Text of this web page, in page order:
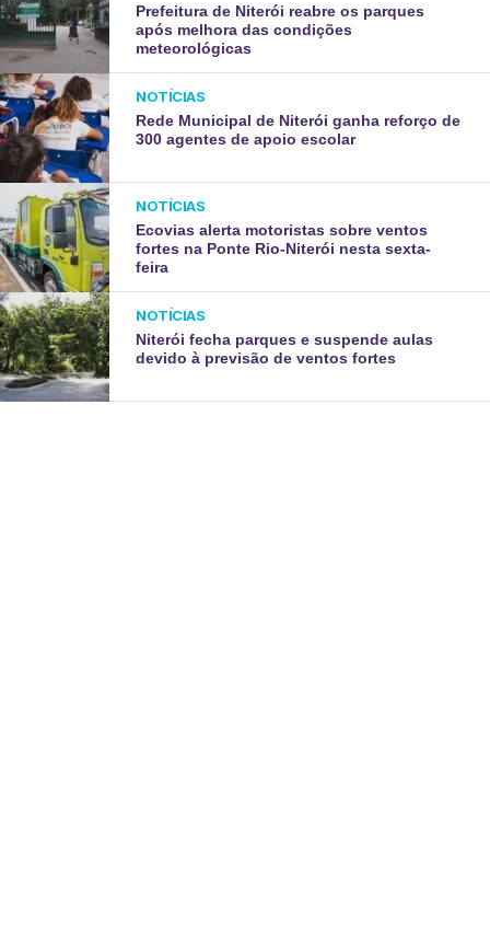
Prefeitura de Niterói reabre os parques
após melhora das condições
meteorológicas
NOTÍCIAS
Rede Municipal de Niterói ganha reforço de
300 agentes de apoio escolar
NOTÍCIAS
Ecovias alerta motoristas sobre ventos
fortes na Ponte Rio-Niterói nesta sexta-
feira
NOTÍCIAS
Niterói fecha parques e suspende aulas
devido à previsão de ventos fortes